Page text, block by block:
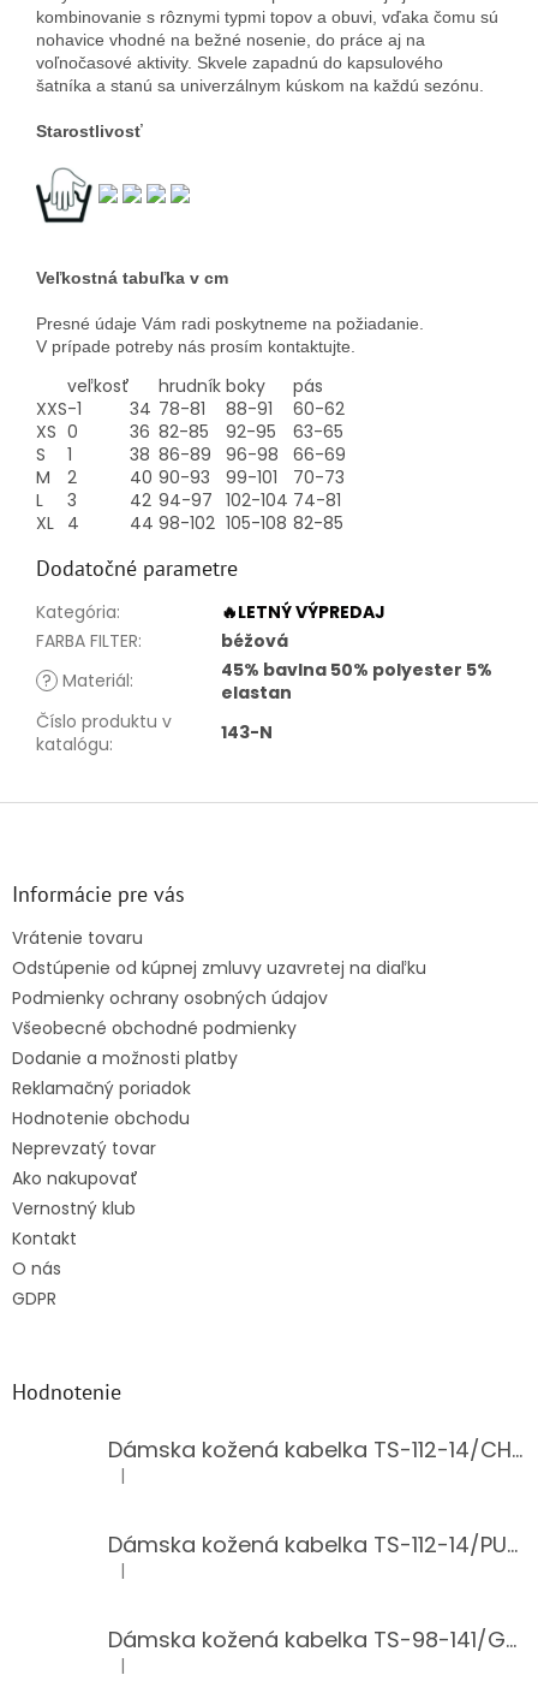
kombinovanie s rôznymi typmi topov a obuvi, vďaka čomu sú
nohavice vhodné na bežné nosenie, do práce aj na
voľnočasové aktivity. Skvele zapadnú do kapsulového
šatníka a stanú sa univerzálnym kúskom na každú sezónu.
Starostlivosť
Veľkostná tabuľka v cm
Presné údaje Vám radi poskytneme na požiadanie.
V prípade potreby nás prosím kontaktujte.
veľkosť hrudník boky
pás
XXS-1 34 78-81 88-91
60-62
XS 0 36 82-85 92-95
63-65
S
1 38 86-89 96-98
66-69
M
2 40 90-93 99-101
70-73
L
3 42 94-97 102-104 74-81
XL 4 44 98-102 105-108 82-85
Dodatočné parametre
Kategória:
🔥LETNÝ VÝPREDAJ
FARBA FILTER:
béžová
? Materiál:
45% bavlna 50% polyester 5%
elastan
Číslo produktu v
katalógu: 143-N
Z
Informácie pre vás
Vrátenie tovaru
Odstúpenie od kúpnej zmluvy uzavretej na diaľku
Podmienky ochrany osobných údajov
Všeobecné obchodné podmienky
Dodanie a možnosti platby
Reklamačný poriadok
Hodnotenie obchodu
Neprevzatý tovar
Ako nakupovať
Vernostný klub
Kontakt
O nás
GDPR
Hodnotenie
Dámska kožená kabelka TS-112-14/CHOCO
Hodnotenie produktu je 5 z 5 hviezdičiek.
|
Dámska kožená kabelka TS-112-14/PUDER
Hodnotenie produktu je 5 z 5 hviezdičiek.
|
Dámska kožená kabelka TS-98-141/GOLD
Hodnotenie produktu je 5 z 5 hviezdičiek.
|